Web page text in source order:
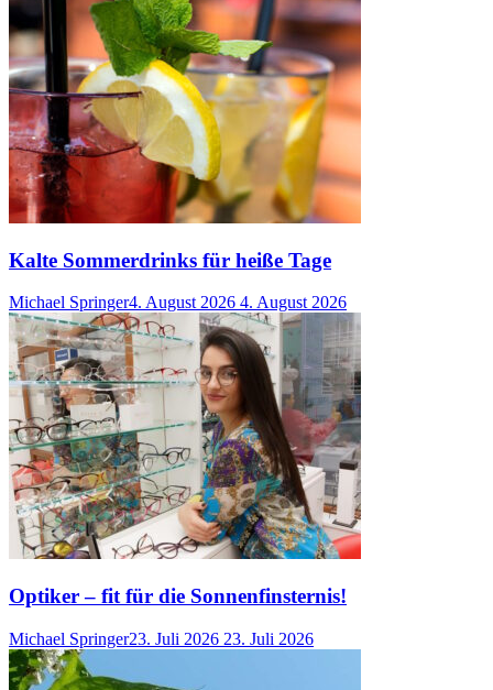
Kalte Sommerdrinks für heiße Tage
Michael Springer4. August 2026 4. August 2026
Optiker – fit für die Sonnenfinsternis!
Michael Springer23. Juli 2026 23. Juli 2026